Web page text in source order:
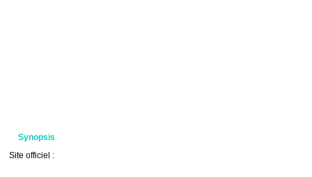
Synopsis
Site officiel :